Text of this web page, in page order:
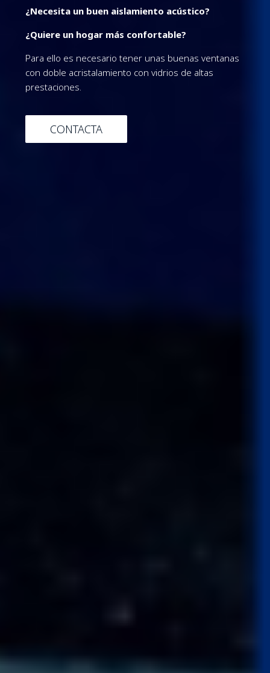
¿Necesita un buen aislamiento acústico?
¿Quiere un hogar más confortable?
Para ello es necesario tener unas buenas ventanas
con doble acristalamiento con vidrios de altas
prestaciones.
CONTACTA